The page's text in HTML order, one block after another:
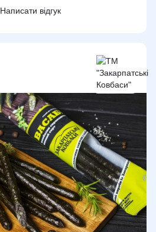
Написати відгук